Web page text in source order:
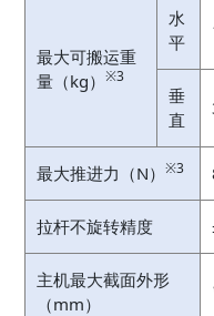
最大可搬运重
量（kg） ※3
水
平
垂
直
最大推进力（N） ※3
拉杆不旋转精度
主机最大截面外形
（mm）